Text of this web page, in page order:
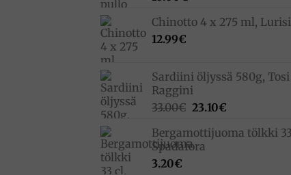
Chinotto 4 x 275 ml,
12.99€
Sardiini öljyssä 580g, Tosi
Raggini
33.00€ Alkuperäinen
oli:
33.00€.
23.10€Nykyinen
on:
Bergamottijuoma tölkki
Spadafora
3.20€